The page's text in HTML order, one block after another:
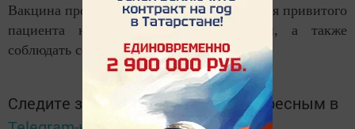
Вакцина против COVID-19 не отменяет для привитого
пациента необходимость носить маски, а также
соблюдать социальную дистанцию.
Следите за самым важным и интересным в